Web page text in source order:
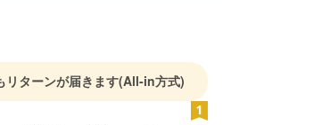
リターンが届きます(All-in方式)